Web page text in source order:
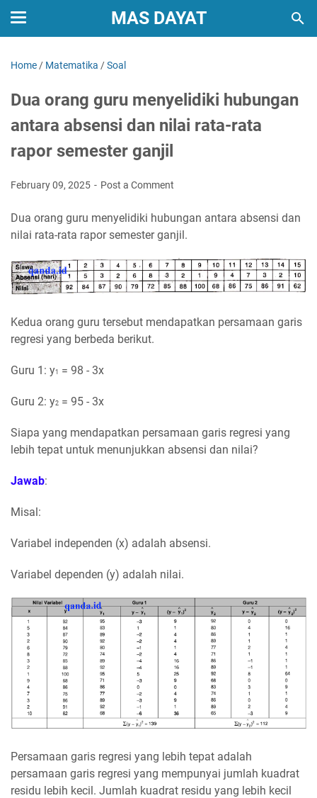
MAS DAYAT
Home / Matematika /Soal
Dua orang guru menyelidiki hubungan
antara absensi dan nilai rata-rata
rapor semester ganjil
February 09, 2025 Post a Comment
Dua orang guru menyelidiki hubungan antara absensi dan
nilai rata-rata rapor semester ganjil.
Kedua orang guru tersebut mendapatkan persamaan garis
regresi yang berbeda berikut.
Guru 1: y1 = 98 - 3x
Guru 2: y2 = 95 - 3x
Siapa yang mendapatkan persamaan garis regresi yang
lebih tepat untuk menunjukkan absensi dan nilai?
Jawab:
Misal:
Variabel independen (x) adalah absensi.
Variabel dependen (y) adalah nilai.
Persamaan garis regresi yang lebih tepat adalah
persamaan garis regresi yang mempunyai jumlah kuadrat
residu lebih kecil. Jumlah kuadrat residu yang lebih kecil